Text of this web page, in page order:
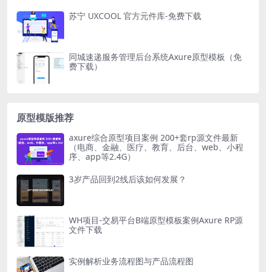
苏宁 UXCOOL 官方元件库-免费下载
同城速递服务管理后台系统Axure原型模板（免
费下载）
原型模版推荐
axure综合原型项目案例 200+套rp源文件最新
（电商、金融、医疗、教育、后台、web、小程
序、app等2.4G）
3岁产品回到2线后该如何发展？
WH项目-交易平台B端原型模板案例Axure RP源
文件下载
实例解析业务流程图与产品流程图